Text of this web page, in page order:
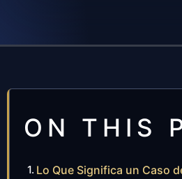
ON THIS
Lo Que Significa un Caso